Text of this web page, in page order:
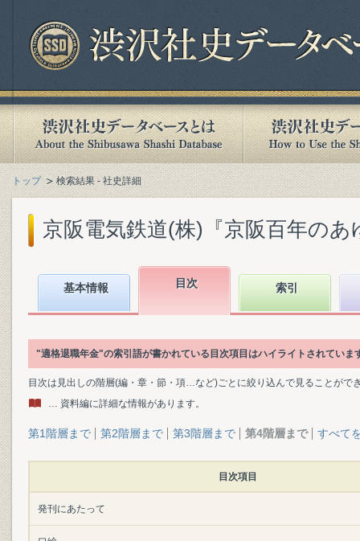
トップ 検索結果 - 社史詳細
京阪電気鉄道(株)『京阪百年のあ
基本情報 目次 索引
"適格退職年金"の索引語が書かれている目次項目はハイライトされていま
目次は見出しの階層(編・章・節・項…など)ごとに絞り込んで見ることがで
… 資料編に詳細な情報があります。
第1階層まで 第2階層まで 第3階層まで 第4階層まで すべて
目次項目
発刊にあたって